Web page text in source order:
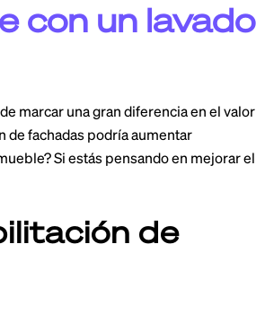
con un lavado
marcar una gran diferencia en el valor
de fachadas podría aumentar
Si estás pensando en mejorar el
de